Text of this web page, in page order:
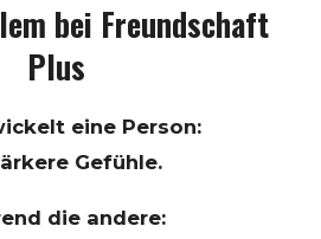
bei Freundschaft
Plus
eine Person:
Gefühle.
die andere: